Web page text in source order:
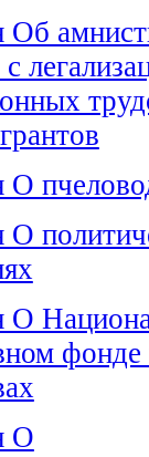
Об
с
О
О
О
фонде
О